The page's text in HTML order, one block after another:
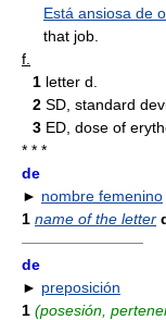
Está ansiosa de
that job.
f.
1 letter d.
2 SD, standard
3 ED, dose of
* * *
de
► nombre femenino
1 name of the letter
————————
de
► preposición
1 (posesión,